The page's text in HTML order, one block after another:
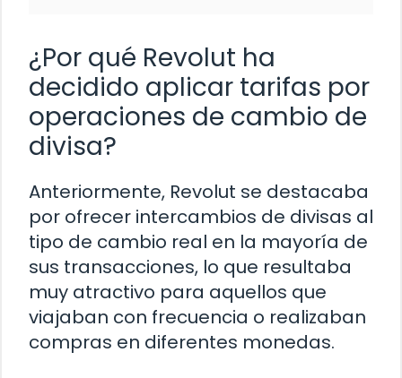
¿Por qué Revolut ha
decidido aplicar tarifas por
operaciones de cambio de
divisa?
Anteriormente, Revolut se destacaba
por ofrecer intercambios de divisas al
tipo de cambio real en la mayoría de
sus transacciones, lo que resultaba
muy atractivo para aquellos que
viajaban con frecuencia o realizaban
compras en diferentes monedas.